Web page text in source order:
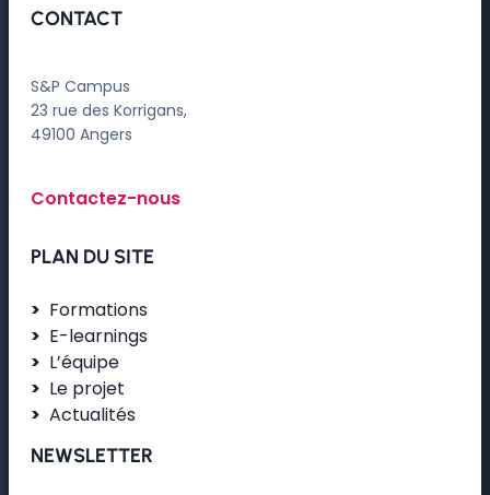
CONTACT
S&P Campus
23 rue des Korrigans,
49100 Angers
Contactez-nous
PLAN DU SITE
Formations
E-learnings
L’équipe
Le projet
Actualités
NEWSLETTER